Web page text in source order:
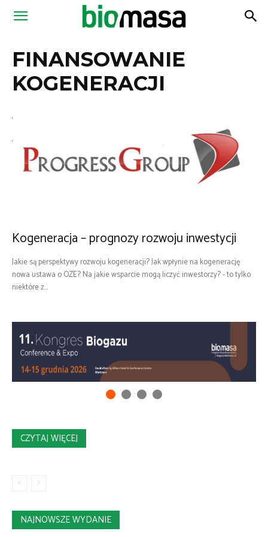
Magazyn
FINANSOWANIE
KOGENERACJI
Kogeneracja – prognozy rozwoju inwestycji
Jakie są perspektywy rozwoju kogeneracji? Jak wpłynie na kogenerację
nowa ustawa o OZE? Na jakie wsparcie mogą liczyć inwestorzy? - to tylko
niektóre z...
CZYTAJ WIĘCEJ
NAJNOWSZE WYDANIE